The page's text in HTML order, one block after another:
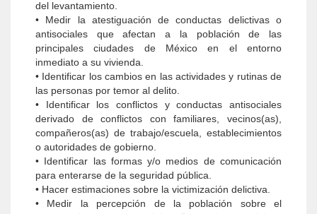
del levantamiento.
• Medir la atestiguación de conductas delictivas o
antisociales que afectan a la población de las
principales ciudades de México en el entorno
inmediato a su vivienda.
• Identificar los cambios en las actividades y rutinas de
las personas por temor al delito.
• Identificar los conflictos y conductas antisociales
derivado de conflictos con familiares, vecinos(as),
compañeros(as) de trabajo/escuela, establecimientos
o autoridades de gobierno.
• Identificar las formas y/o medios de comunicación
para enterarse de la seguridad pública.
• Hacer estimaciones sobre la victimización delictiva.
• Medir la percepción de la población sobre el